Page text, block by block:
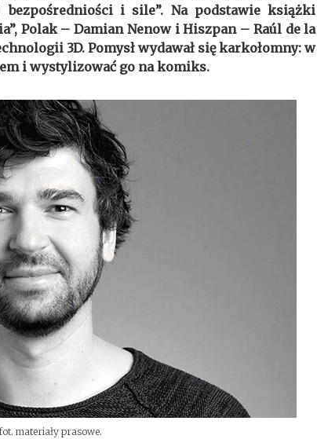
bezpośredniości i sile”. Na podstawie książki
Polak – Damian Nenow i Hiszpan – Raúl de la
3D. Pomysł wydawał się karkołomny: w
i wystylizować go na komiks.
materiały prasowe.